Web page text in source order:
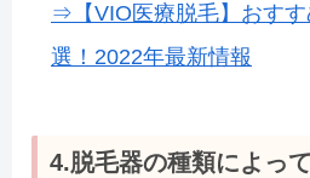
⇒【VIO医療脱毛】おす
選！2022年最新情報
4.脱毛器の種類によっ